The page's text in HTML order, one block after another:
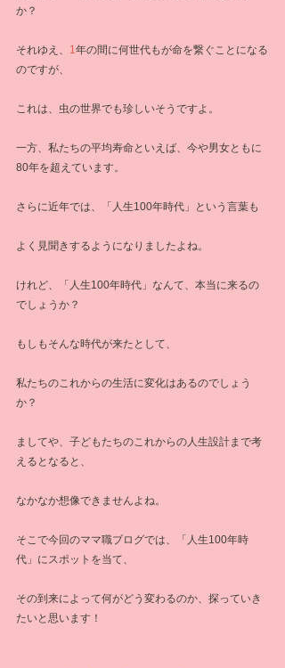
か？
それゆえ、 1 年の間に何世代もが命を繋ぐことになる
のですが、
これは、虫の世界でも珍しいそうですよ。
一方、私たちの平均寿命といえば、今や男女ともに
80年を超えています。
さらに近年では、「人生100年時代」という言葉も
よく見聞きするようになりましたよね。
けれど、「人生100年時代」なんて、本当に来るの
でしょうか？
もしもそんな時代が来たとして、
私たちのこれからの生活に変化はあるのでしょう
か？
ましてや、子どもたちのこれからの人生設計まで考
えるとなると、
なかなか想像できませんよね。
そこで今回のママ職ブログでは、「人生100年時
代」にスポットを当て、
その到来によって何がどう変わるのか、探っていき
たいと思います！